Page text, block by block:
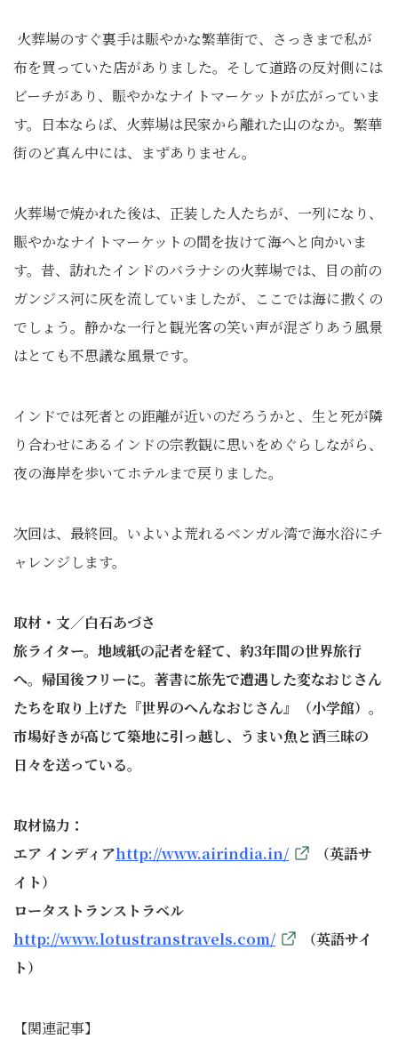
火葬場のすぐ裏手は賑やかな繁華街で、さっきまで私が
布を買っていた店がありました。そして道路の反対側には
ビーチがあり、賑やかなナイトマーケットが広がっていま
す。日本ならば、火葬場は民家から離れた山のなか。繁華
街のど真ん中には、まずありません。
火葬場で焼かれた後は、正装した人たちが、一列になり、
賑やかなナイトマーケットの間を抜けて海へと向かいま
す。昔、訪れたインドのバラナシの火葬場では、目の前の
ガンジス河に灰を流していましたが、ここでは海に撒くの
でしょう。静かな一行と観光客の笑い声が混ざりあう風景
はとても不思議な風景です。
インドでは死者との距離が近いのだろうかと、生と死が隣
り合わせにあるインドの宗教観に思いをめぐらしながら、
夜の海岸を歩いてホテルまで戻りました。
次回は、最終回。いよいよ荒れるベンガル湾で海水浴にチ
ャレンジします。
取材・文／白石あづさ
旅ライター。地域紙の記者を経て、約3年間の世界旅行
へ。帰国後フリーに。著書に旅先で遭遇した変なおじさん
たちを取り上げた『世界のへんなおじさん』（小学館）。
市場好きが高じて築地に引っ越し、うまい魚と酒三昧の
日々を送っている。
取材協力：
エア インディアhttp://www.airindia.in/
（英語サ
イト）
ロータストランストラベル
http://www.lotustranstravels.com/
（英語サイ
ト）
【関連記事】